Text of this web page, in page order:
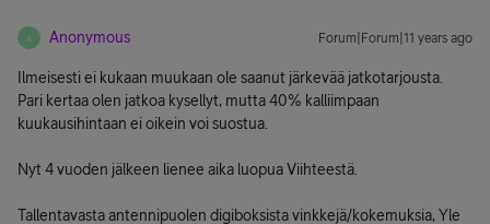
A Anonymous Forum|Forum|11 years ago
Ilmeisesti ei kukaan muukaan ole saanut järkevää jatkotarjousta.
Pari kertaa olen jatkoa kysellyt, mutta 40% kalliimpaan
kuukausihintaan ei oikein voi suostua.
Nyt 4 vuoden jälkeen lienee aika luopua Viihteestä.
Tallentavasta antennipuolen digiboksista vinkkejä/kokemuksia, Yle